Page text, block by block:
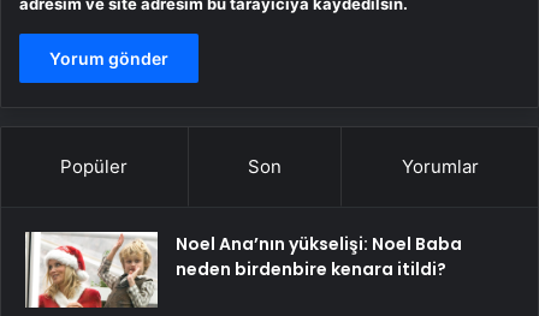
adresim ve site adresim bu tarayıcıya kaydedilsin.
Popüler Son Yorumlar
Noel Ana’nın yükselişi: Noel Baba
neden birdenbire kenara itildi?